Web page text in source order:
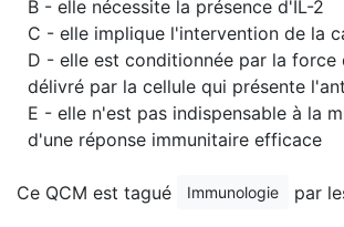
B - elle nécessite la présence d'IL-2
C - elle implique l'intervention de la
D - elle est conditionnée par la force
délivré par la cellule qui présente
E - elle n'est pas indispensable à la
d'une réponse immunitaire efficace
Ce QCM est tagué Immunologie par